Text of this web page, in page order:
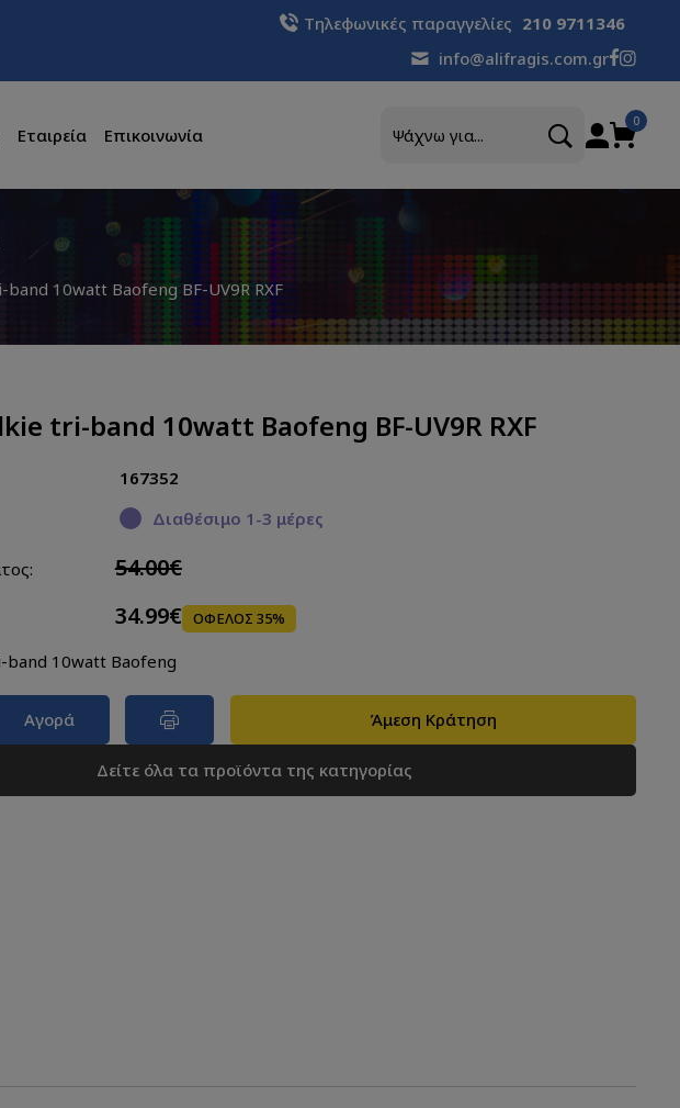
Τηλεφωνικές παραγγελίες 210 9711346
info@alifragis.com.gr
Εταιρεία Επικοινωνία
0
10watt Baofeng BF-UV9R RXF
tri-band 10watt Baofeng BF-UV9R RXF
167352
Διαθέσιμο 1-3 μέρες
54.00€
34.99€ ΟΦΕΛΟΣ 35%
10watt Baofeng
Αγορά Άμεση Κράτηση
Δείτε όλα τα προϊόντα της κατηγορίας